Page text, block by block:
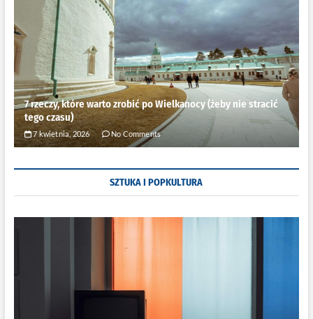
7 rzeczy, które warto zrobić po Wielkanocy (żeby nie stracić
tego czasu)
7 kwietnia, 2026 No Comments
SZTUKA I POPKULTURA